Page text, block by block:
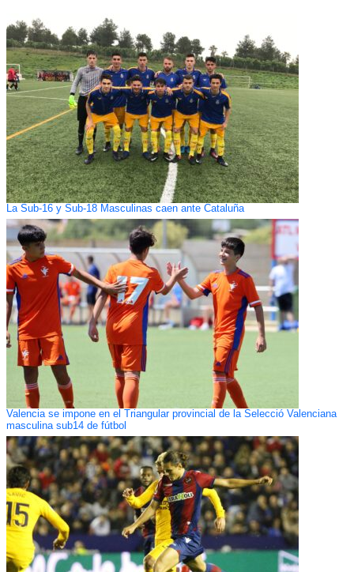
La Sub-16 y Sub-18 Masculinas caen ante Cataluña
Valencia se impone en el Triangular provincial de la Selecció Valenciana
masculina sub14 de fútbol